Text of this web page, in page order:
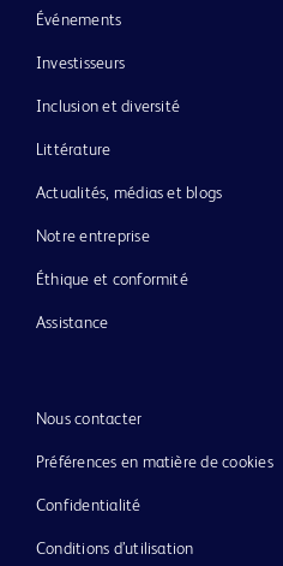
Événements
Investisseurs
Inclusion et diversité
Littérature
Actualités, médias et blogs
Notre entreprise
Éthique et conformité
Assistance
Nous contacter
Préférences en matière de cookies
Confidentialité
Conditions d’utilisation